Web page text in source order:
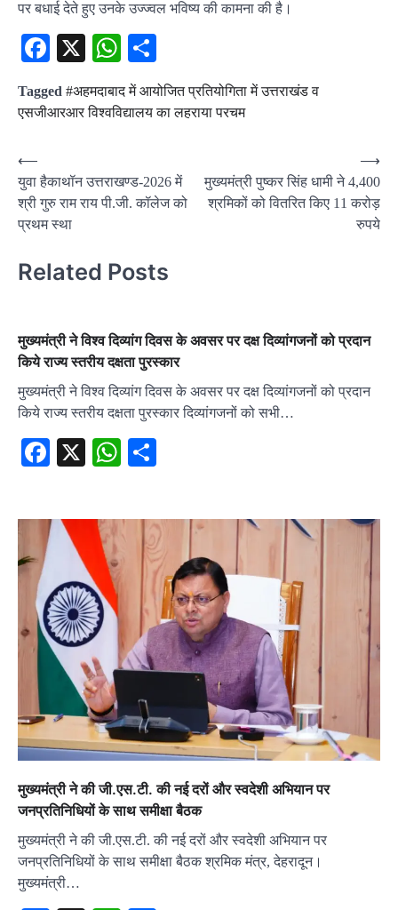
पर बधाई देते हुए उनके उज्ज्वल भविष्य की कामना की है।
Facebook
X WhatsApp
Tagged #अहमदाबाद में आयोजित प्रतियोगिता में उत्तराखंड व
एसजीआरआर विश्वविद्यालय का लहराया परचम
Post
navigation
⟵
युवा हैकाथॉन उत्तराखण्ड-2026 में
श्री गुरु राम राय पी.जी. कॉलेज को
प्रथम स्था
मुख्यमंत्री पुष्कर सिंह धामी ने 4,400
श्रमिकों को वितरित किए 11 करोड़
रुपये
⟶
Related Posts
मुख्यमंत्री ने विश्व दिव्यांग दिवस के अवसर पर दक्ष दिव्यांगजनों को प्रदान
किये राज्य स्तरीय दक्षता पुरस्कार
मुख्यमंत्री ने विश्व दिव्यांग दिवस के अवसर पर दक्ष दिव्यांगजनों को प्रदान
किये राज्य स्तरीय दक्षता पुरस्कार दिव्यांगजनों को सभी…
Facebook
X WhatsApp
मुख्यमंत्री ने की जी.एस.टी. की नई दरों और स्वदेशी अभियान पर
जनप्रतिनिधियों के साथ समीक्षा बैठक
मुख्यमंत्री ने की जी.एस.टी. की नई दरों और स्वदेशी अभियान पर
जनप्रतिनिधियों के साथ समीक्षा बैठक श्रमिक मंत्र, देहरादून।
मुख्यमंत्री…